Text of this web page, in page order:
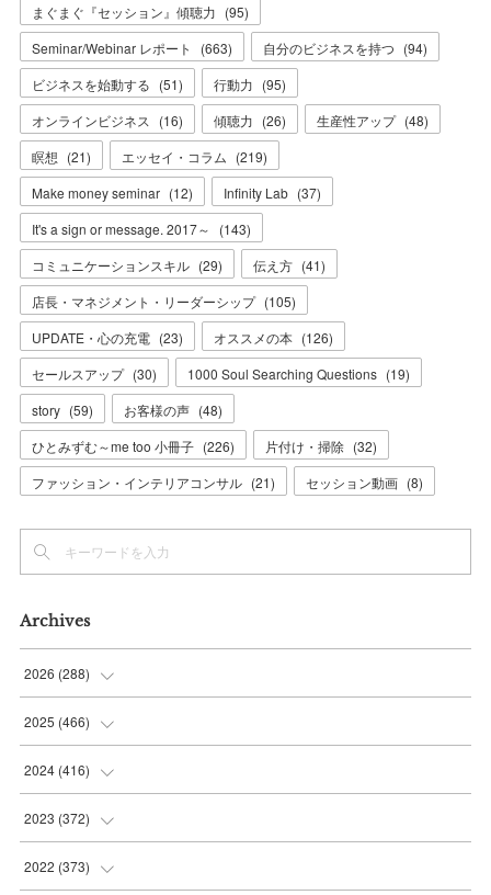
まぐまぐ『セッション』傾聴力 (95)
Seminar/Webinar レポート
(663) 自分のビジネスを持つ (94)
ビジネスを始動する (51) 行動力 (95)
オンラインビジネス
(16) 傾聴力 (26) 生産性アップ (48)
瞑想 (21) エッセイ・コラム (219)
Make money seminar (12) Infinity Lab (37)
It's a sign or message. 2017～
(143)
コミュニケーションスキル (29) 伝え方 (41)
店長・マネジメント・リーダーシップ (105)
UPDATE・心の充電 (23) オススメの本 (126)
セールスアップ (30) 1000 Soul Searching Questions (19)
story (59) お客様の声 (48)
ひとみずむ～me too 小冊子 (226) 片付け・掃除 (32)
ファッション・インテリアコンサル (21) セッション動画 (8)
Archives
2026 (288)
(9)
(36
(37
(42
2025 (466)
(56
(37
(35
2024 (416)
(38
(39
2023 (372)
(31
2022 (373)